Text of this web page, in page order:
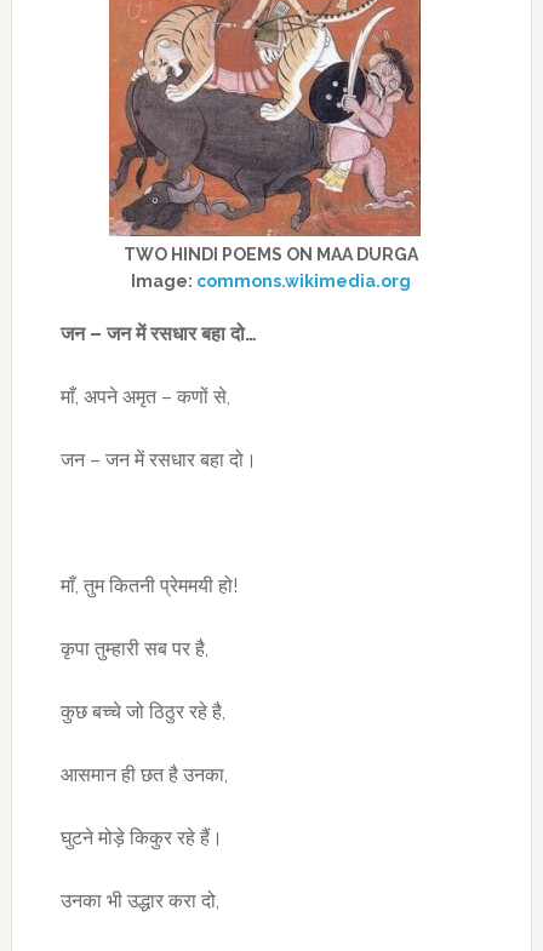
TWO HINDI POEMS ON MAA DURGA
Image: commons.wikimedia.org
जन – जन में रसधार बहा दो…
माँ, अपने अमृत – कणों से,
जन – जन में रसधार बहा दो।
माँ, तुम कितनी प्रेममयी हो!
कृपा तुम्हारी सब पर है,
कुछ बच्चे जो ठिठुर रहे है,
आसमान ही छत है उनका,
घुटने मोड़े किकुर रहे हैं।
उनका भी उद्धार करा दो,